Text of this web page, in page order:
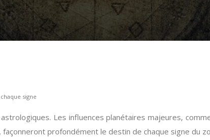
signe
Les influences planétaires majeures,
profondément le destin de chaque signe du